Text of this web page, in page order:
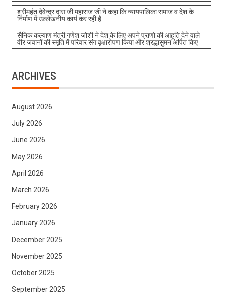
श्रीमहंत देवेन्द्र दास जी महाराज जी ने कहा कि न्यायपालिका समाज व देश के
निर्माण में उल्लेखनीय कार्य कर रही है
सैनिक कल्याण मंत्री गणेश जोशी ने देश के लिए अपने प्राणो की आहूति देने वाले
वीर जवानों की स्मृति में परिवार संग वृक्षारोपण किया और श्रद्धासुमन अर्पित किए
ARCHIVES
August 2026
July 2026
June 2026
May 2026
April 2026
March 2026
February 2026
January 2026
December 2025
November 2025
October 2025
September 2025